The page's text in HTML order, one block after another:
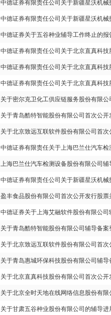
中德证券有限责任公司关于新疆星沃机
中德证券有限责任公司关于新疆星沃机
中德证券关于五谷种业辅导工作终止的报
中德证券有限责任公司关于北京直真科
中德证券有限责任公司关于北京直真科
中德证券有限责任公司关于北京直真科
关于密尔克卫化工供应链服务股份有限
关于青岛酷特智能股份有限公司首次公
关于北京致远互联软件股份有限公司首
中德证券有限责任关于上海巴兰仕汽车
上海巴兰仕汽车检测设备股份有限公司
中德证券有限责任公司关于新疆星沃机
盈丰食品股份有限公司首次公开发行股票
中德证券关于上海艾融软件股份有限公
关于青岛酷特智能股份有限公司辅导备
关于北京致远互联软件股份有限公司首
关于青岛惠城环保科技股份有限公司辅
关于北京直真科技股份有限公司首次公
关于北京全时天地在线网络信息股份有
关于甘肃五谷种业股份有限公司的辅导进